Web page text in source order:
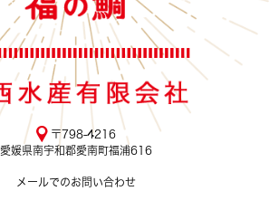
〒798-4216
愛媛県南宇和郡愛南町福浦616
メールでのお問い合わせ